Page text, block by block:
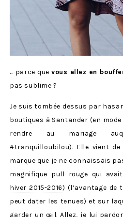
… parce quevous allez en
pas sublime ?
Je suis tombée dessus par
boutiques à Santander (en
rendre au mariage
#tranquilloubilou). Elle vient de
marque que je ne connaissais
magnifique pull rouge qui
hiver 2015-2016) (l’avantage de
peut dater les tenues) et sur
garder un œil. Allez, je lui